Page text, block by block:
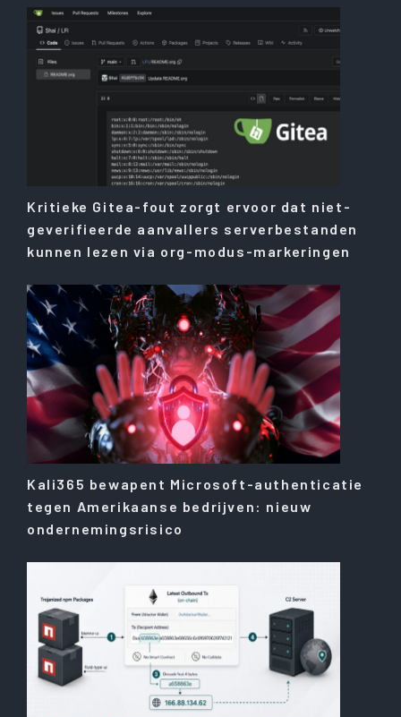
Kritieke Gitea-fout zorgt ervoor dat niet-
geverifieerde aanvallers serverbestanden
kunnen lezen via org-modus-markeringen
Kali365 bewapent Microsoft-authenticatie
tegen Amerikaanse bedrijven: nieuw
ondernemingsrisico